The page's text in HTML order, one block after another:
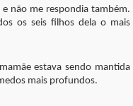
não me respondia também.
os seis filhos dela o mais
estava sendo mantida
mais profundos.